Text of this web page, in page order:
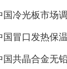
、餐饮等相关
这些场景中我
行：购票时游
国冷光板市场